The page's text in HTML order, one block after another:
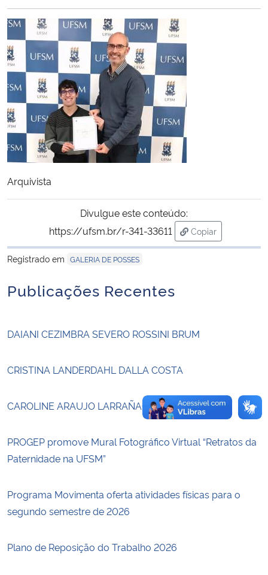
Ministério da Cidadania
Ministério da Saúde
Ministério de Minas e Energia
Ministério da Ciência, Tecnologia, Inovações e Comunicações
Ministério do Meio Ambiente
Ministério do Desenvolvimento Regional
Controladoria-Geral da União
Ministério da Mulher, da Família e dos Direitos Humanos
Secretaria-Geral
Planalto
Arquivista
Divulgue este conteúdo:
https://ufsm.br/r-341-33611
Copiar
para área de
Registrado em GALERIA DE POSSES
Publicações Recentes
DAIANI CEZIMBRA SEVERO ROSSINI BRUM
CRISTINA LANDERDAHL DALLA COSTA
CAROLINE ARAUJO LARRAÑAGA DE MATOS
PROGEP promove Mural Fotográfico Virtual “Retratos da
Paternidade na UFSM”
Programa Movimenta oferta atividades físicas para o
segundo semestre de 2026
Plano de Reposição do Trabalho 2026